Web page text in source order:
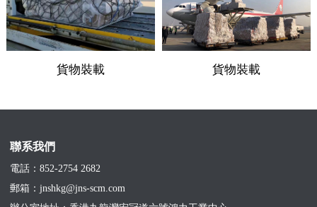
貨物裝載 貨物裝載
聯系我們
電話：852-2754 2682
郵箱：jnshkg@jns-scm.com